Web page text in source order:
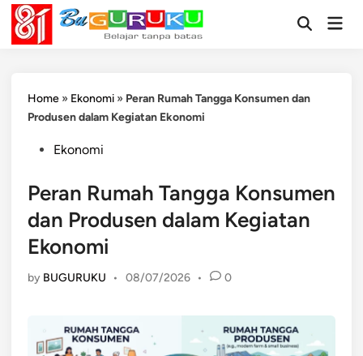
Skip
content
OpenMain
Home » Ekonomi » Peran Rumah Tangga Konsumen dan
Produsen dalam Kegiatan Ekonomi
PostedEkonomi
Peran Rumah Tangga Konsumen
dan Produsen dalam Kegiatan
Ekonomi
by BUGURUKU • 08/07/2026 • 0